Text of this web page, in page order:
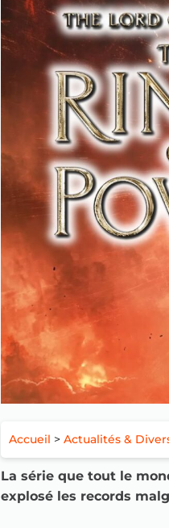
Accueil > Actualités &
La série que tout le
explosé les records